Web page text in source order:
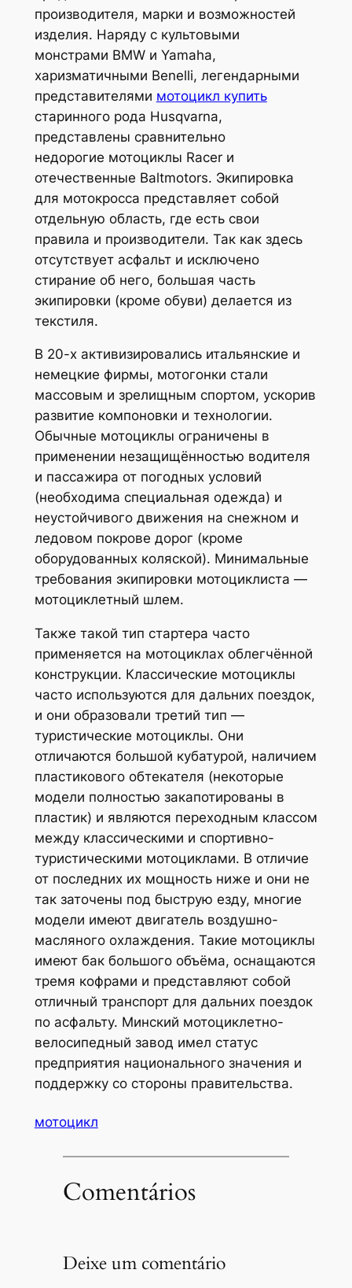
производителя, марки и возможностей
изделия. Наряду с культовыми
монстрами BMW и Yamaha,
харизматичными Benelli, легендарными
представителями мотоцикл купить
старинного рода Husqvarna,
представлены сравнительно
недорогие мотоциклы Racer и
отечественные Baltmotors. Экипировка
для мотокросса представляет собой
отдельную область, где есть свои
правила и производители. Так как здесь
отсутствует асфальт и исключено
стирание об него, большая часть
экипировки (кроме обуви) делается из
текстиля.
В 20-х активизировались итальянские и
немецкие фирмы, мотогонки стали
массовым и зрелищным спортом, ускорив
развитие компоновки и технологии.
Обычные мотоциклы ограничены в
применении незащищённостью водителя
и пассажира от погодных условий
(необходима специальная одежда) и
неустойчивого движения на снежном и
ледовом покрове дорог (кроме
оборудованных коляской). Минимальные
требования экипировки мотоциклиста —
мотоциклетный шлем.
Также такой тип стартера часто
применяется на мотоциклах облегчённой
конструкции. Классические мотоциклы
часто используются для дальних поездок,
и они образовали третий тип —
туристические мотоциклы. Они
отличаются большой кубатурой, наличием
пластикового обтекателя (некоторые
модели полностью закапотированы в
пластик) и являются переходным классом
между классическими и спортивно-
туристическими мотоциклами. В отличие
от последних их мощность ниже и они не
так заточены под быструю езду, многие
модели имеют двигатель воздушно-
масляного охлаждения. Такие мотоциклы
имеют бак большого объёма, оснащаются
тремя кофрами и представляют собой
отличный транспорт для дальних поездок
по асфальту. Минский мотоциклетно-
велосипедный завод имел статус
предприятия национального значения и
поддержку со стороны правительства.
мотоцикл
Comentários
Deixe um comentário